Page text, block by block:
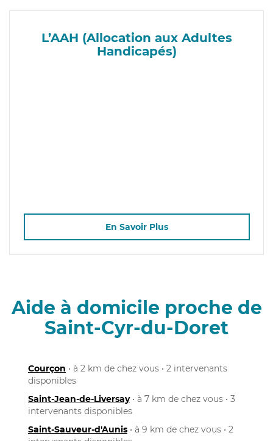
L’AAH (Allocation aux Adultes
Handicapés)
En Savoir Plus
Aide à domicile proche de
Saint-Cyr-du-Doret
Courçon • à 2 km de chez vous • 2 intervenants
disponibles
Saint-Jean-de-Liversay• à 7 km de chez vous • 3
intervenants disponibles
Saint-Sauveur-d'Aunis • à 9 km de chez vous • 2